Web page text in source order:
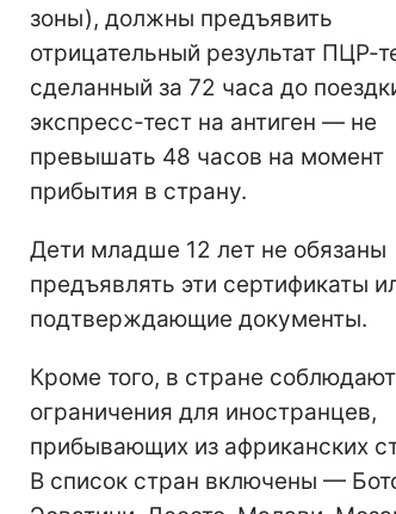
зоны), должны предъявить
отрицательный результат ПЦР-
сделанный за 72 часа до
экспресс-тест на антиген — не
превышать 48 часов на момент
прибытия в страну.
Дети младше 12 лет не обязаны
предъявлять эти сертификаты
подтверждающие документы.
Кроме того, в стране соблюдают
ограничения для иностранцев,
прибывающих из африканских
В список стран включены —